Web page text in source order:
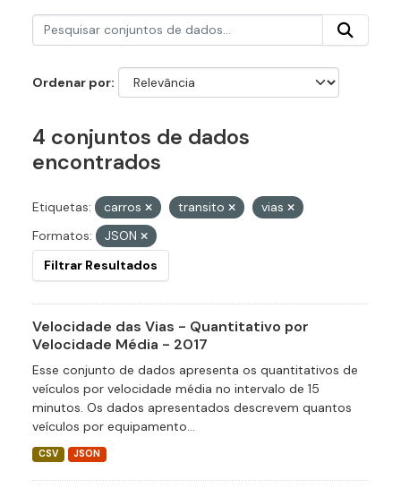
Ordenar por
4 conjuntos de dados
encontrados
Etiquetas: carros transito
vias
Formatos:
JSON
Filtrar Resultados
Velocidade das Vias - Quantitativo por
Velocidade Média - 2017
Esse conjunto de dados apresenta os quantitativos de
veículos por velocidade média no intervalo de 15
minutos. Os dados apresentados descrevem quantos
veículos por equipamento...
CSV JSON